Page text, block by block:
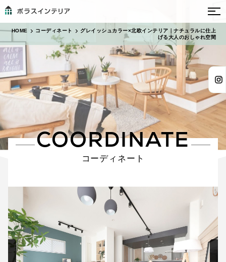
HOME コーディネート
グレイッシュカラー×北欧インテリア｜ナチュラルに仕上
げる大人のおしゃれ空間
COORDINATE
コーディネート